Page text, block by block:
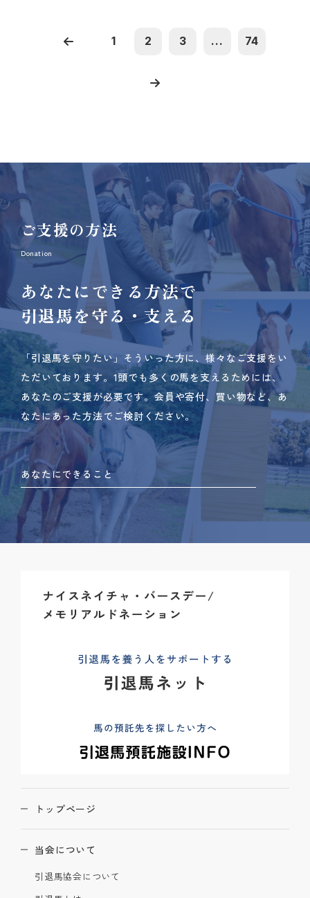
1 2 3 ... 74
ご支援の方法
Donation
あなたにできる方法で
引退馬を守る・支える
「引退馬を守りたい」そういった方に、様々なご支援をい
ただいております。 1頭でも多くの馬を支えるためには、
あなたのご支援が必要です。 会員や寄付、買い物など、あ
なたにあった方法でご検討ください。
あなたにできること
トップページ
当会について
引退馬協会について